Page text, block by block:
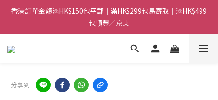
香港訂單金額滿HK$150包平郵｜滿HK$299包易寄取｜滿HK$499
包順豐／京東
香港訂單金額滿HK$150包平郵｜滿HK$299包易寄取｜滿HK$499
包順豐／京東
【網店限定！】指定清貨商品每消費HK$100即享購物金HK$50回
香港訂單金額滿HK$150包平郵｜滿HK$299包易寄取｜滿HK$499
包順豐／京東
分享到